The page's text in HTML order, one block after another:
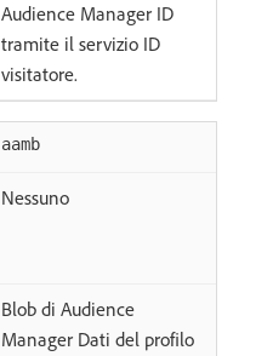
Audience Manager ID
tramite il servizio ID
visitatore.
aamb
Nessuno
Blob di Audience
Manager Dati del profilo